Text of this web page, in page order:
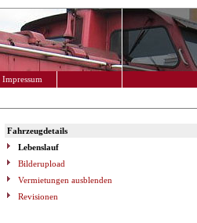
Impressum
Fahrzeugdetails
Lebenslauf
Bilderupload
Vermietungen ausblenden
Revisionen